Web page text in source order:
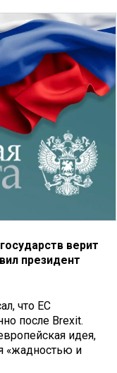
верит
президент
что ЕС
после Brexit.
идея,
«жадностью и